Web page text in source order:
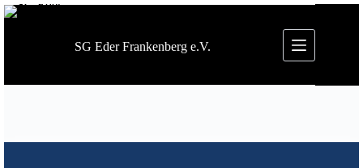
SG Eder Frankenberg e.V.